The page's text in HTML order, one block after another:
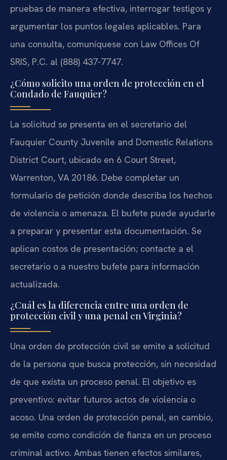
pruebas de manera efectiva, interrogar testigos y
argumentar los puntos legales aplicables. Para
una consulta, comuníquese con Law Offices Of
SRIS, P.C. al (888) 437-7747.
¿Cómo solicito una orden de protección en el
Condado de Fauquier?
La solicitud se presenta en el secretario del
Fauquier County Juvenile and Domestic Relations
District Court, ubicado en 6 Court Street,
Warrenton, VA 20186. Debe completar un
formulario de petición donde describa los hechos
de violencia o amenaza. El bufete puede ayudarle
a preparar y presentar esta documentación. Se
aplican costos de presentación; contacte a el
secretario o a nuestro bufete para información
actualizada.
¿Cuál es la diferencia entre una orden de
protección civil y una penal en Virginia?
Una orden de protección civil se emite a solicitud
de la persona que busca protección, sin necesidad
de que exista un proceso penal. El objetivo es
preventivo: evitar futuros actos de violencia o
acoso. Una orden de protección penal, en cambio,
se emite como condición de fianza en un proceso
criminal activo. Ambas tienen efectos similares,